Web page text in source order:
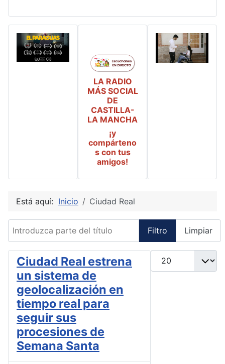
LA RADIO
MÁS SOCIAL
DE
CASTILLA-
LA MANCHA
¡y
compárteno
s con tus
amigos!
Está aquí: Inicio Ciudad Real
Introduzca parte del título
Filtro Limpiar
Cantidad
Ciudad Real estrena
un sistema de
geolocalización en
tiempo real para
seguir sus
procesiones de
Semana Santa